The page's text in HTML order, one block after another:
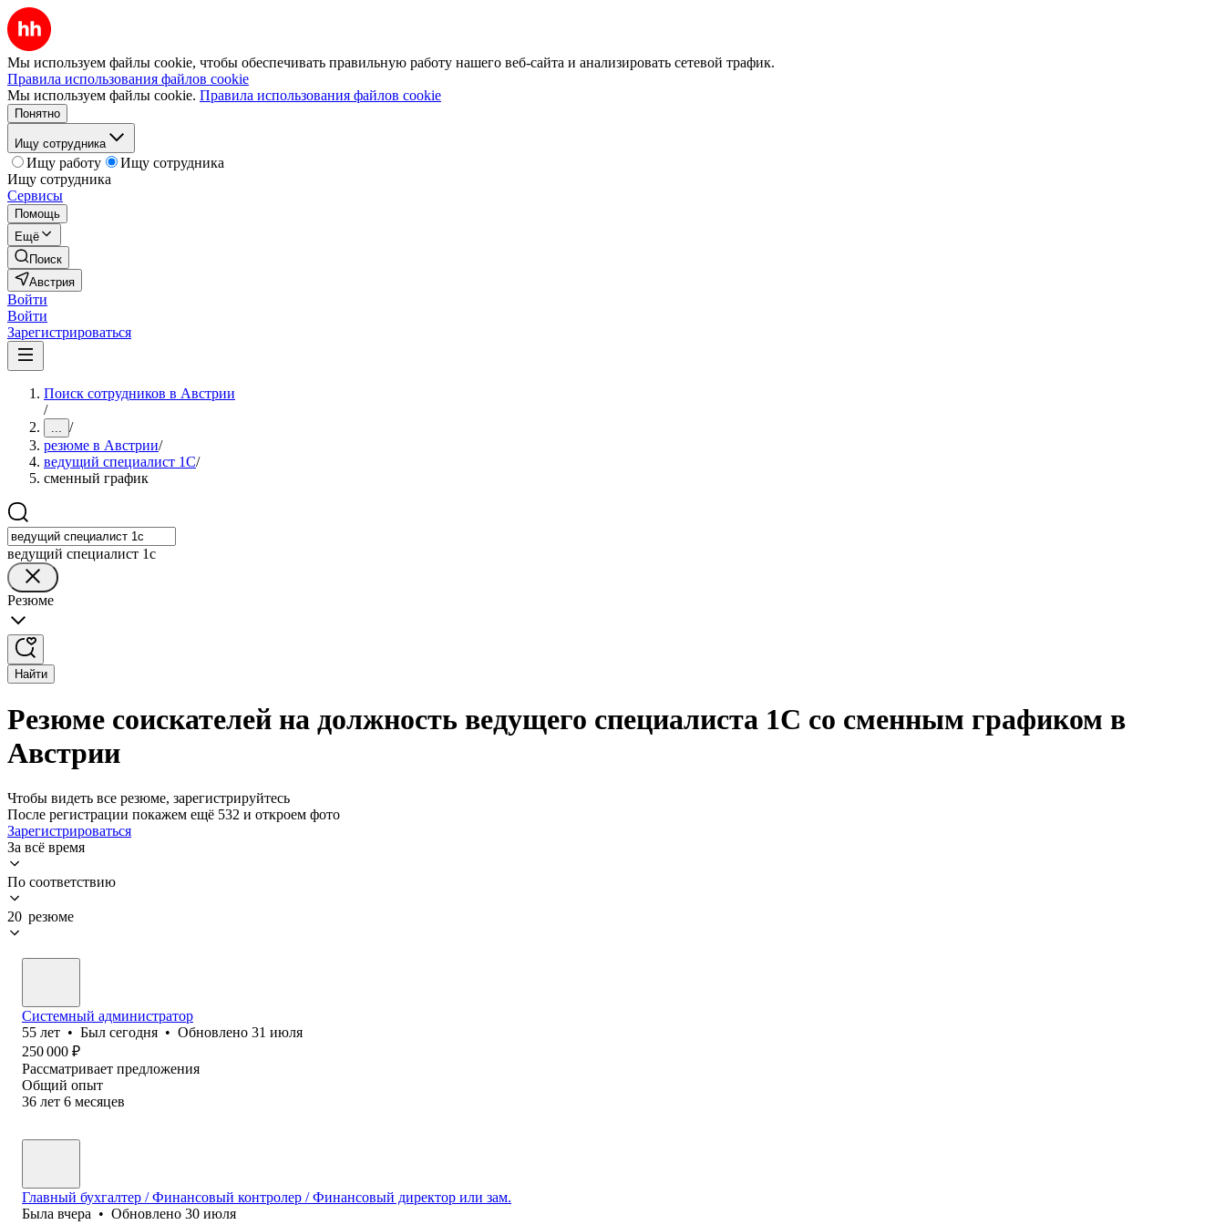
Мы используем файлы cookie, чтобы обеспечивать правильную работу нашего веб-сайта и анализировать сетевой трафик.
Правила использования файлов cookie
Мы используем файлы cookie. Правила использования файлов cookie
Понятно
Ищу сотрудника
Ищу работу
Ищу сотрудника
Ищу сотрудника
Сервисы
Помощь
Ещё
Поиск
Австрия
Войти
Войти
Зарегистрироваться
Поиск сотрудников в Австрии
/
... /
резюме в Австрии/
ведущий специалист 1С/
сменный график
ведущий специалист 1с
Резюме
Найти
Резюме соискателей на должность ведущего специалиста 1С со сменным графиком в
Австрии
Чтобы видеть все резюме, зарегистрируйтесь
После регистрации покажем ещё 532 и откроем фото
Зарегистрироваться
За всё время
По соответствию
20 резюме
Системный администратор
55 лет • Был сегодня • Обновлено 31 июля
250 000 ₽
Рассматривает предложения
Общий опыт
36 лет 6 месяцев
Главный бухгалтер / Финансовый контролер / Финансовый директор или зам.
Была вчера • Обновлено 30 июля